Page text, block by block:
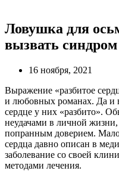
Ловушка для
вызвать синдром
16 ноября, 2021
Выражение «разбитое
и любовных романах. Да
сердце у них «разбито».
неудачами в личной
попранным доверием. Мало
сердца давно описан в
заболевание со своей
методами лечения.